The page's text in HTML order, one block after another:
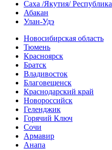
Саха /Якутия/ Республика
Абакан
Улан-Удэ
Новосибирская область
Тюмень
Красноярск
Братск
Владивосток
Благовещенск
Краснодарский край
Новороссийск
Геленджик
Горячий Ключ
Сочи
Армавир
Анапа